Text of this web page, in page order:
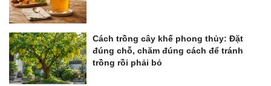
Cách trồng cây khế phong thủy: Đặt
đúng chỗ, chăm đúng cách để tránh
trồng rồi phải bỏ